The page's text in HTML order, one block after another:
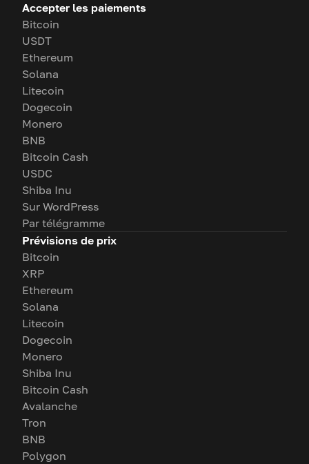
Accepter les paiements
Bitcoin
USDT
Ethereum
Solana
Litecoin
Dogecoin
Monero
BNB
Bitcoin Cash
USDC
Shiba Inu
Sur WordPress
Par télégramme
Prévisions de prix
Bitcoin
XRP
Ethereum
Solana
Litecoin
Dogecoin
Monero
Shiba Inu
Bitcoin Cash
Avalanche
Tron
BNB
Polygon